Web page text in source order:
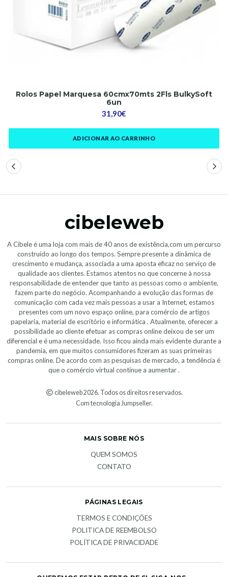
Rolos Papel Marquesa 60cmx70mts 2Fls BulkySoft
6un
31,90€
ADICIONAR AO CARRINHO
cibeleweb
A Cibele é uma loja com mais de 40 anos de existência,com um percurso
construído ao longo dos tempos. Sempre presente a dinâmica de
crescimento e mudança, associada a uma aposta eficaz no serviço de
qualidade aos clientes. Estamos atentos no que concerne à nossa
responsabilidade de entender que tanto as pessoas como o ambiente,
fazem parte do negócio. Acompanhando a evolução das formas de
comunicação com cada vez mais pessoas a usar a Internet, estamos
presentes com um novo espaço online, para comércio de artigos
papelaria, material de escritório e informática . Atualmente, oferecer a
possibilidade ao cliente efetuar as compras online deixou de ser um
diferencial e é uma necessidade. Isso ficou ainda mais evidente durante a
pandemia, em que muitos consumidores fizeram as suas primeiras
compras online. De acordo com as pesquisas de mercado, a tendência é
que o comércio virtual continue a aumentar .
cibeleweb 2026. Todos os direitos reservados.
Com tecnologia Jumpseller.
MAIS SOBRE NÓS
QUEM SOMOS
CONTATO
PÁGINAS LEGAIS
TERMOS E CONDIÇÕES
POLITICA DE REEMBOLSO
POLÍTICA DE PRIVACIDADE